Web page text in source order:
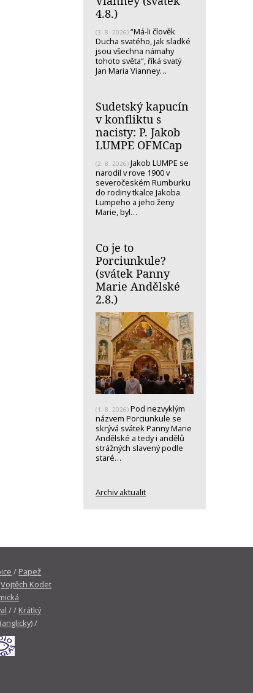
4.8.)
(3. 8. 2026) “Má-li člověk
Ducha svatého, jak sladké
jsou všechna námahy
tohoto světa“, říká svatý
Jan Maria Vianney…
Sudetský kapucín
v konfliktu s
nacisty: P. Jakob
LUMPE OFMCap
(2. 8. 2026) Jakob LUMPE se
narodil v rove 1900 v
severočeském Rumburku
do rodiny tkalce Jakoba
Lumpeho a jeho ženy
Marie, byl…
Co je to
Porciunkule?
(svátek Panny
Marie Andělské
2.8.)
(1. 8. 2026) Pod nezvyklým
názvem Porciunkule se
skrývá svátek Panny Marie
Andělské a tedy i andělů
strážných slavený podle
staré…
Archiv aktualit
/ Papež
Vojtěch Kodet
/ / Krátký
/